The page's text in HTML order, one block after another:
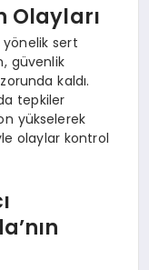
Olayları
sert
güvenlik
kaldı.
tepkiler
yükselerek
olaylar kontrol